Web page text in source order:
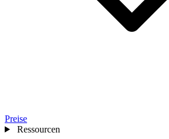
Preise
Ressourcen